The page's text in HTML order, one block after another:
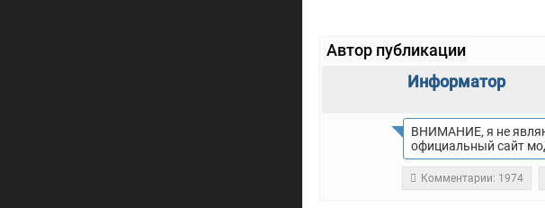
Автор публикации
Информатор
ВНИМАНИЕ, я не
официальный сайт
Комментарии: 1974